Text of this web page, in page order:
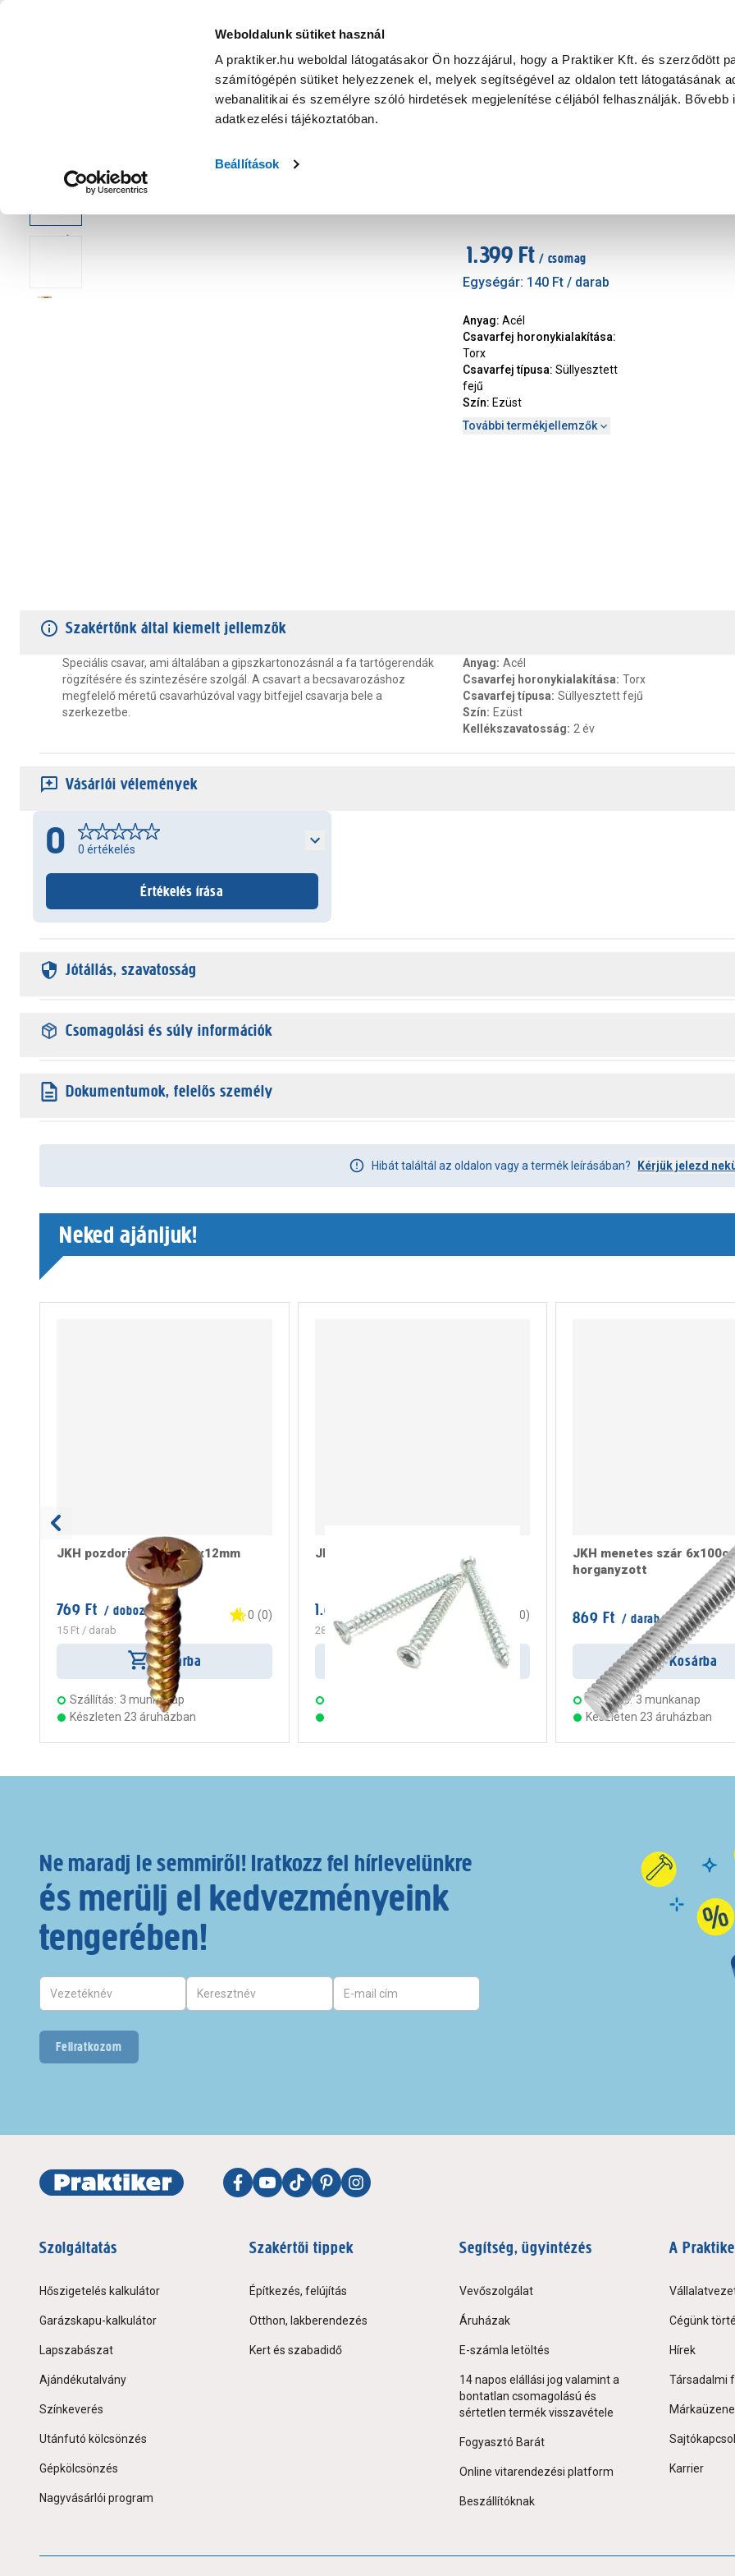
Weboldalunk sütiket használ
A praktiker.hu weboldal látogatásakor Ön hozzájárul, hogy a Praktiker Kft. és szerződött
számítógépén sütiket helyezzenek el, melyek segítségével az oldalon tett látogatásának
webanalitikai és személyre szóló hirdetések megjelenítése céljából felhasználják. Bővebb
adatkezelési tájékoztatóban.
Beállítások
KATEGÓRIÁK
Nyereményjáték Praktiker Professional Szakiajánló Ügyintézés és Információ
1.399 Ft / csomag
Egységár: 140 Ft / darab
Anyag: Acél
Csavarfej horonykialakítása:
Torx
Csavarfej típusa: Süllyesztett
fejű
Szín: Ezüst
További termékjellemzők
Szakértőnk által kiemelt jellemzők
Speciális csavar, ami általában a gipszkartonozásnál a fa tartógerendák
rögzítésére és szintezésére szolgál. A csavart a becsavarozáshoz
megfelelő méretű csavarhúzóval vagy bitfejjel csavarja bele a
szerkezetbe.
Anyag: Acél
Csavarfej horonykialakítása: Torx
Csavarfej típusa: Süllyesztett fejű
Szín: Ezüst
Kellékszavatosság: 2 év
Vásárlói vélemények
0 0 értékelés
Értékelés írása
Jótállás, szavatosság
Csomagolási és súly információk
Dokumentumok, felelős személy
Hibát találtál az oldalon vagy a termék leírásában? Kérjük jelezd
Neked ajánljuk!
JKH pozdorjacsavar 2,5x12mm
769 Ft / doboz
15 Ft / darab
0 (0)
Kosárba
Szállítás: 3 munkanap
Készleten 23 áruházban
JKH tokrögzítő csavar 7,5x182
1.699 Ft / doboz
283 Ft/ darab
0)
Kosárba
JKH menetes szár
horganyzott
869 Ft / darab
Kosárba
Szállítás: 3 munkanap
Készleten 23 áruházban
Ne maradj le semmiről! Iratkozz fel hírlevelünkre
és merülj el kedvezményeink
tengerében!
Feliratkozom
Szolgáltatás
Hőszigetelés kalkulátor
Garázskapu-kalkulátor
Lapszabászat
Ajándékutalvány
Színkeverés
Utánfutó kölcsönzés
Gépkölcsönzés
Nagyvásárlói program
Szakértői tippek
Építkezés, felújítás
Otthon, lakberendezés
Kert és szabadidő
Segítség, ügyintézés
Vevőszolgálat
Áruházak
E-számla letöltés
14 napos elállási jog valamint a
bontatlan csomagolású és
sértetlen termék visszavétele
Fogyasztó Barát
Online vitarendezési platform
Beszállítóknak
A
Cégünk
Hírek
Társadalmi
Karrier